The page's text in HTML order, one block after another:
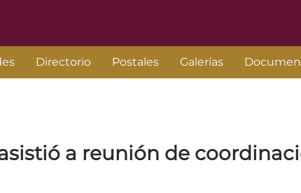
Directorio Postales Galerías
a reunión de